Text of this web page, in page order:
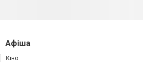
Афіша
Кіно